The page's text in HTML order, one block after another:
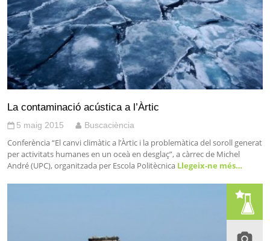
La contaminació acústica a l’Àrtic
5 maig 2015 Buscaciència
Conferència “El canvi climàtic a l’Àrtic i la problemàtica del soroll generat
per activitats humanes en un oceà en desglaç”, a càrrec de Michel
André (UPC), organitzada per Escola Politècnica Llegeix-ne més…